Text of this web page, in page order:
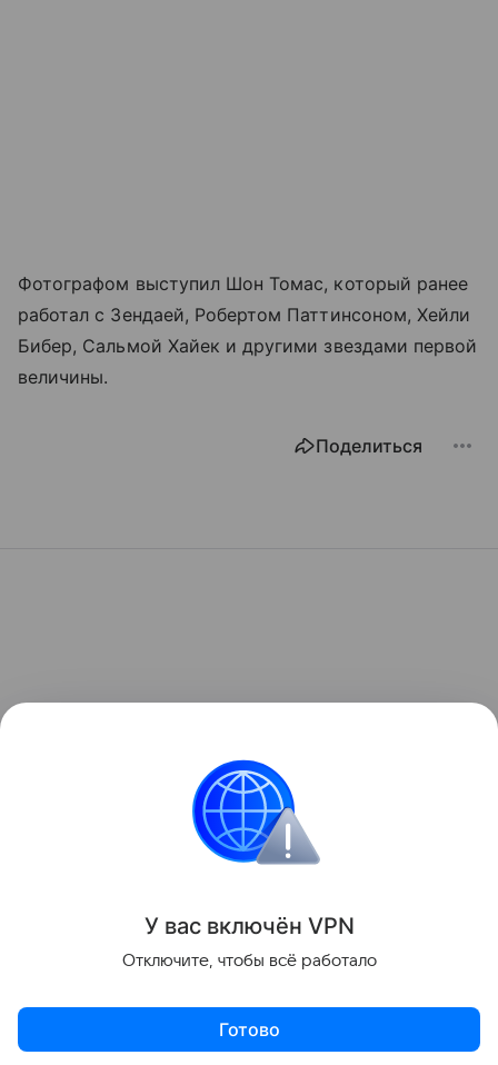
Фотографом выступил Шон Томас, который ранее
работал с Зендаей, Робертом Паттинсоном, Хейли
Бибер, Сальмой Хайек и другими звездами первой
величины.
Поделиться
У вас включён VPN
Отключите, чтобы всё работало
Готово